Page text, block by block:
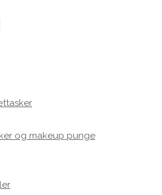
og makeup punge